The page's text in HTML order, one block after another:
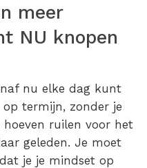
meer
NU knopen
nu elke dag kunt
termijn, zonder je
ruilen voor het
geleden. Je moet
je je mindset op